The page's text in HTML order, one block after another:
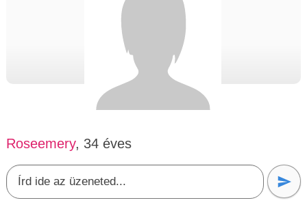
Roseemery, 34 éves